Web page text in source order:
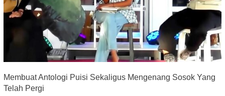
Membuat Antologi Puisi Sekaligus Mengenang Sosok Yang
Telah Pergi